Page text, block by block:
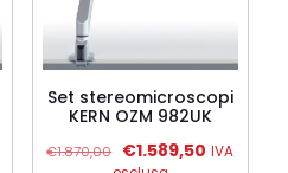
Set stereomicroscopi
KERN OZM 982UK
€1.870,00
Il
€1.589,50 IlIVA